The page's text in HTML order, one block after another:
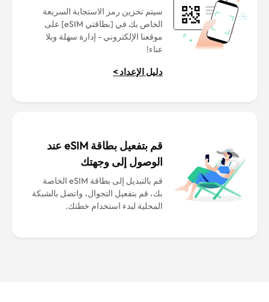
سيتم تخزين رمز الاستجابة السريعة
الخاص بك في [بطاقتي eSIM] على
موقعنا الإلكتروني - إدارة سهلة وبلا
عناء!
دليل الإعداد >
قم بتفعيل بطاقة eSIM عند
الوصول إلى وجهتك
قم بالتبديل إلى بطاقة eSIM الخاصة
بك، قم بتفعيل التجوال، واتصل بالشبكة
المحلية لبدء استخدام خطتك.